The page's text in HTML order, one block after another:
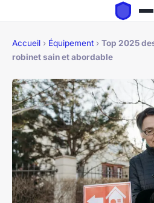
Accueil › Équipement › Top 2025
robinet sain et abordable